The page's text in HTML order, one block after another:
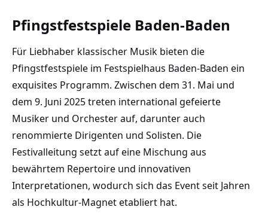
Pfingstfestspiele Baden-Baden
Für Liebhaber klassischer Musik bieten die
Pfingstfestspiele im Festspielhaus Baden-Baden ein
exquisites Programm. Zwischen dem 31. Mai und
dem 9. Juni 2025 treten international gefeierte
Musiker und Orchester auf, darunter auch
renommierte Dirigenten und Solisten. Die
Festivalleitung setzt auf eine Mischung aus
bewährtem Repertoire und innovativen
Interpretationen, wodurch sich das Event seit Jahren
als Hochkultur-Magnet etabliert hat.